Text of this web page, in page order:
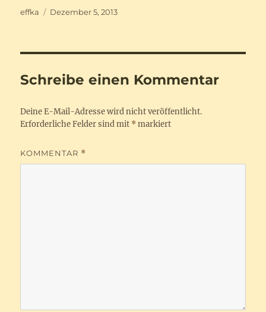
Autor
effka
Veröffentlicht
Dezember 5, 2013
Schreibe einen Kommentar
Deine E-Mail-Adresse wird nicht veröffentlicht.
Erforderliche Felder sind mit * markiert
KOMMENTAR *